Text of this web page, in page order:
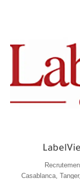
Casablanca,